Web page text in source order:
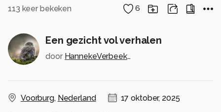
113 keer bekeken 6
Een gezicht vol verhalen
door HannekeVerbeekFotografie
Voorburg, Nederland 17 oktober, 2025